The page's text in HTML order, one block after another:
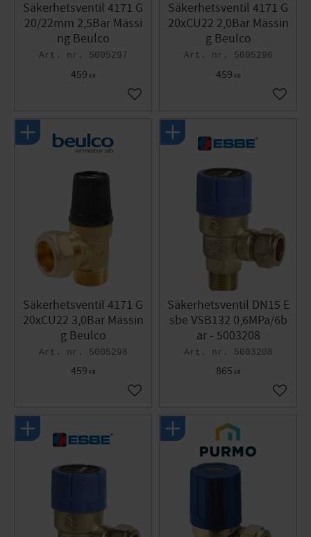
Säkerhetsventil 4171 G
20/22mm 2,5Bar Mässi
ng Beulco
5005297
459 KR
Lägg till i favoriter
Säkerhetsventil 4171 G
20xCU22 2,0Bar Mässin
g Beulco
5005296
459 KR
Lägg
Säkerhetsventil 4171 G
20xCU22 3,0Bar Mässin
g Beulco
5005298
459 KR
Lägg till i favoriter
Säkerhetsventil DN15 E
sbe VSB132 0,6MPa/6b
ar - 5003208
5003208
865 KR
Lägg